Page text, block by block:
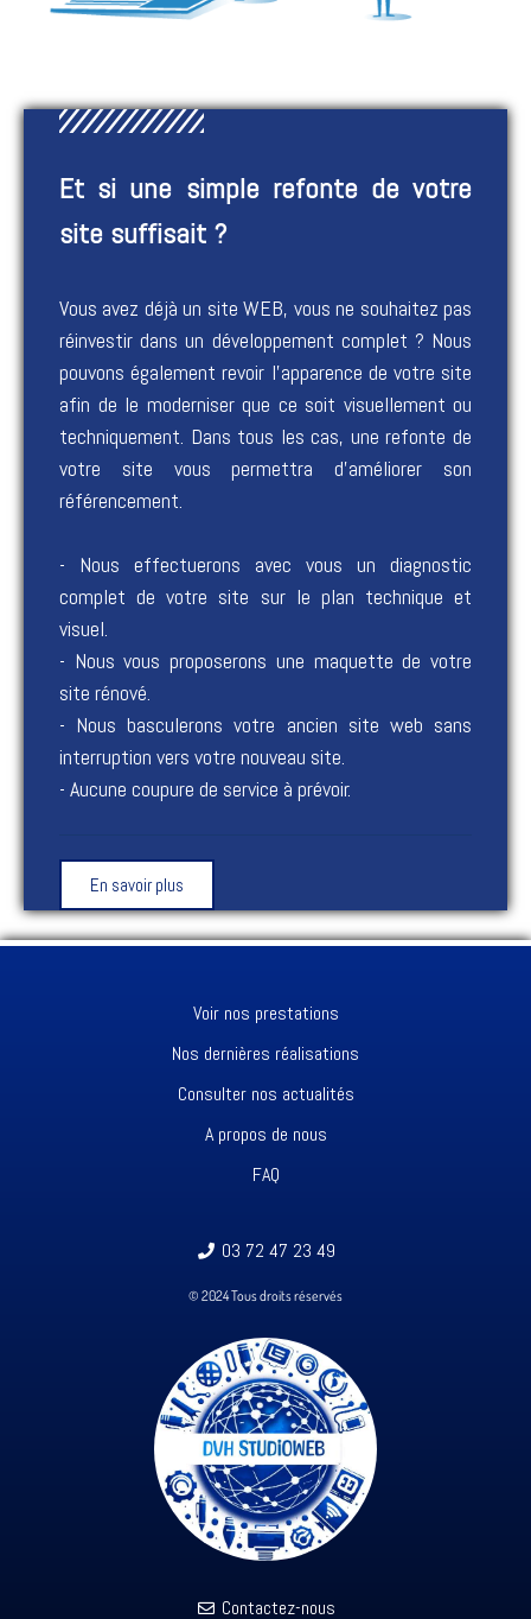
Et si une simple refonte de votre
site suffisait ?
Vous avez déjà un site WEB, vous ne souhaitez pas
réinvestir dans un développement complet ? Nous
pouvons également revoir l’apparence de votre site
afin de le moderniser que ce soit visuellement ou
techniquement. Dans tous les cas, une refonte de
votre site vous permettra d’améliorer son
référencement.
- Nous effectuerons avec vous un diagnostic
complet de votre site sur le plan technique et
visuel.
- Nous vous proposerons une maquette de votre
site rénové.
- Nous basculerons votre ancien site web sans
interruption vers votre nouveau site.
- Aucune coupure de service à prévoir.
En savoir plus
Voir nos prestations
Nos dernières réalisations
Consulter nos actualités
A propos de nous
FAQ
03 72 47 23 49
© 2024 Tous droits réservés
Contactez-nous